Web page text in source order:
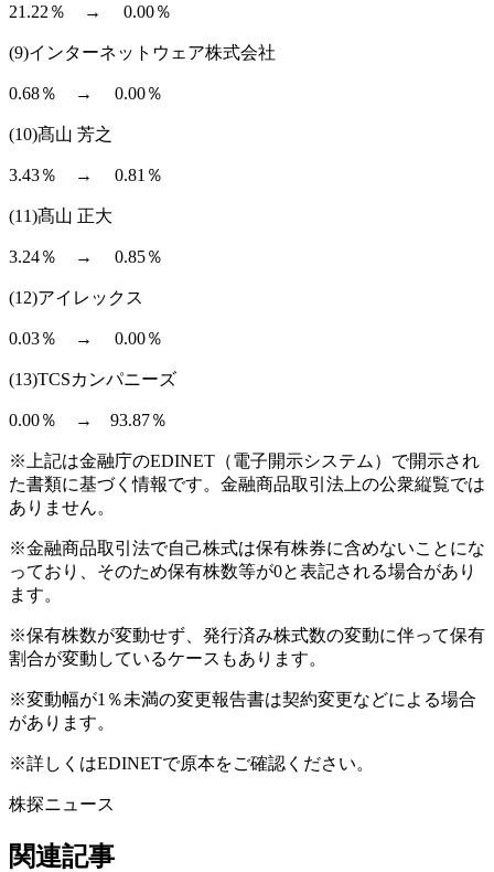
21.22％ → 0.00％
(9)インターネットウェア株式会社
0.68％ → 0.00％
(10)髙山 芳之
3.43％ → 0.81％
(11)髙山 正大
3.24％ → 0.85％
(12)アイレックス
0.03％ → 0.00％
(13)TCSカンパニーズ
0.00％ → 93.87％
※上記は金融庁のEDINET（電子開示システム）で開示され
た書類に基づく情報です。金融商品取引法上の公衆縦覧では
ありません。
※金融商品取引法で自己株式は保有株券に含めないことにな
っており、そのため保有株数等が0と表記される場合があり
ます。
※保有株数が変動せず、発行済み株式数の変動に伴って保有
割合が変動しているケースもあります。
※変動幅が1％未満の変更報告書は契約変更などによる場合
があります。
※詳しくはEDINETで原本をご確認ください。
株探ニュース
関連記事